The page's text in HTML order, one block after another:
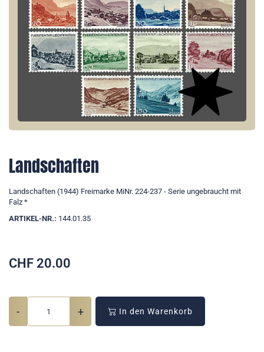
Landschaften
Landschaften (1944) Freimarke MiNr. 224-237 - Serie ungebraucht mit
Falz *
ARTIKEL-NR.: 144.01.35
CHF 20.00
- + In den Warenkorb